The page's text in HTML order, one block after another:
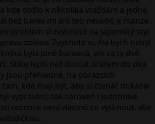
kde došlo k několika vraždám a jedné
bez barev mi ani teď nevadil, k manze
problém si zvyknout na japonský styl
doleva. Zvyknete si. Asi bych nebyl
byla plně barevná, ale za ty dvě
Stále lepší než dostat drátem do oka.
jsou přehledné, na obrázcích
tam, kde mají být, aby si čtenář dokázal
vyprávění, tak zároveň i jednotlivé
recenze není vlastně co vytknout, vše